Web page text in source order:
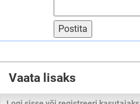
Postita
Vaata lisaks